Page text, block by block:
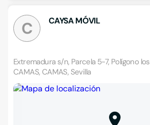
C CAYSA MÓVIL
Extremadura s/n, Parcela 5-7, Polígono
CAMAS, CAMAS, Sevilla